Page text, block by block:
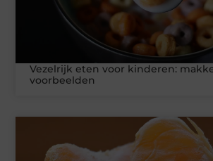
Vezelrijk eten voor kinderen:
voorbeelden